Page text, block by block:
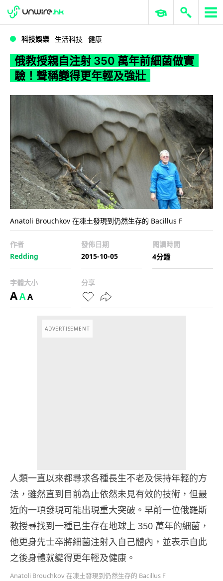
WWDC 2026 ERP 與商業 AI
科技娛樂 生活科技 健康
俄教授親自注射 350 萬年前細菌做實
驗！聲稱變得更年輕及強壯
Anatoli Brouchkov 在凍土發現到仍然生存的 Bacillus F
作者
Redding
發佈日期
2015-10-05
閱讀時間
4分鐘
字體大小
AAA
分享
ADVERTISEMENT
人類一直以來都尋求各種長生不老及保持年輕的方
法，雖然直到目前為止依然未見有效的技術，但最
近的一項發現可能出現重大突破。早前一位俄羅斯
教授尋找到一種已生存在地球上 350 萬年的細菌，
他更身先士卒將細菌注射入自己體內，並表示自此
之後身體就變得更年輕及健康。
Anatoli Brouchkov 在凍土發現到仍然生存的 Bacillus F